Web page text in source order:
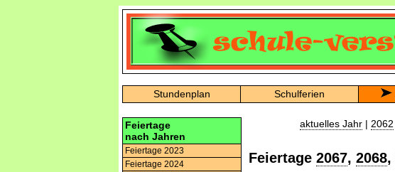
Stundenplan Schulferien
Feiertage
nach Jahren
Feiertage 2023
Feiertage 2024
aktuelles Jahr | 2062
Feiertage 2067, 2068,